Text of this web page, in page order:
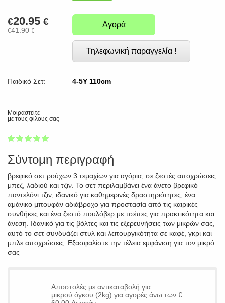
€20.95 €
€41.90€
Αγορά
Τηλεφωνική παραγγελία !
Παιδικό Σετ: 4-5Y 110cm
Μοιραστείτε
με τους φίλους σας
1
2
3
4
5
Σύντομη περιγραφή
βρεφικό σετ ρούχων 3 τεμαχίων για αγόρια, σε ζεστές αποχρώσεις
μπεζ, λαδιού και τζιν. Το σετ περιλαμβάνει ένα άνετο βρεφικό
παντελόνι τζιν, ιδανικό για καθημερινές δραστηριότητες, ένα
αμάνικο μπουφάν αδιάβροχο για προστασία από τις καιρικές
συνθήκες και ένα ζεστό πουλόβερ με τσέπες για πρακτικότητα και
άνεση. Ιδανικό για τις βόλτες και τις εξερευνήσεις των μικρών σας,
αυτό το σετ συνδυάζει στυλ και λειτουργικότητα σε καφέ, γκρι και
μπλε αποχρώσεις. Εξασφαλίστε την τέλεια εμφάνιση για τον μικρό
σας
Αποστολές με αντικαταβολή για
μικρού όγκου (2kg) για αγορές άνω των €